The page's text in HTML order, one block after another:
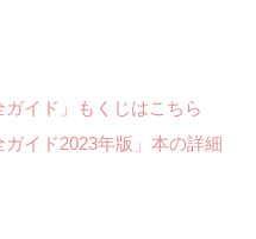
ガイド」もくじはこちら
ガイド2023年版」本の詳細